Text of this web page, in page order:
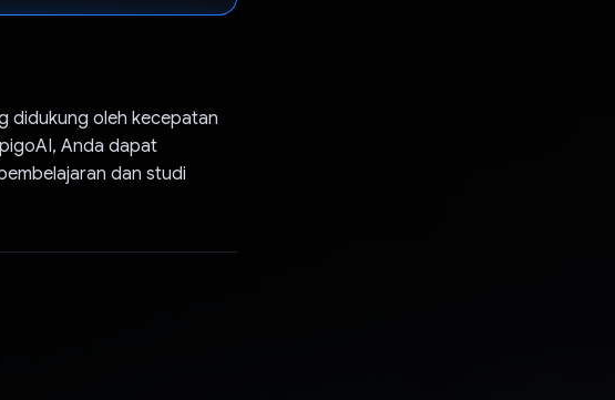
didukung oleh kecepatan
Anda dapat
dan studi